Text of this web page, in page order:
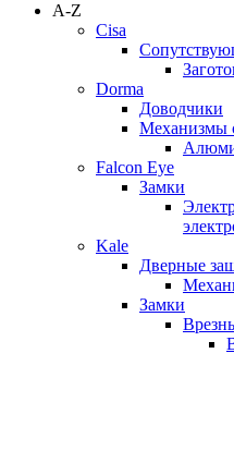
A-Z
Cisa
Dorma
Доводчики
Механизмы
Falcon Eye
Замки
Kale
Дверные
Замки